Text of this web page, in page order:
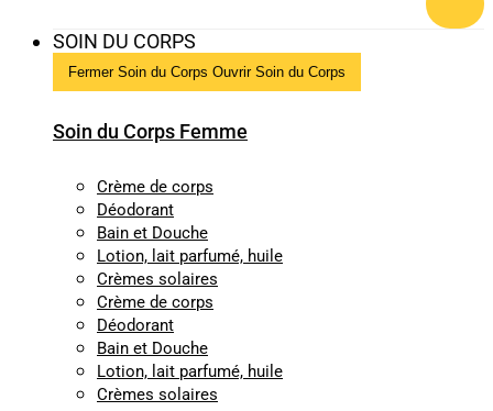
SOIN DU CORPS
Fermer Soin du Corps Ouvrir Soin du Corps
Soin du Corps Femme
Crème de corps
Déodorant
Bain et Douche
Lotion, lait parfumé, huile
Crèmes solaires
Crème de corps
Déodorant
Bain et Douche
Lotion, lait parfumé, huile
Crèmes solaires